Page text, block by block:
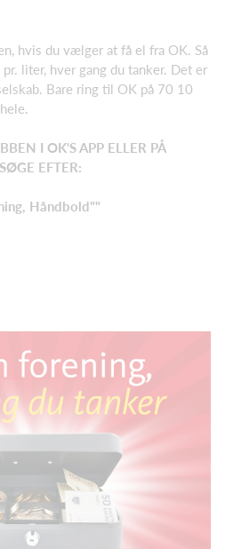
hvis du vælger at få el fra OK. Så
liter, hver gang du tanker. Det er
Bare ring til OK på 70 10
I OK'S APP ELLER PÅ
EFTER:
Håndbold""